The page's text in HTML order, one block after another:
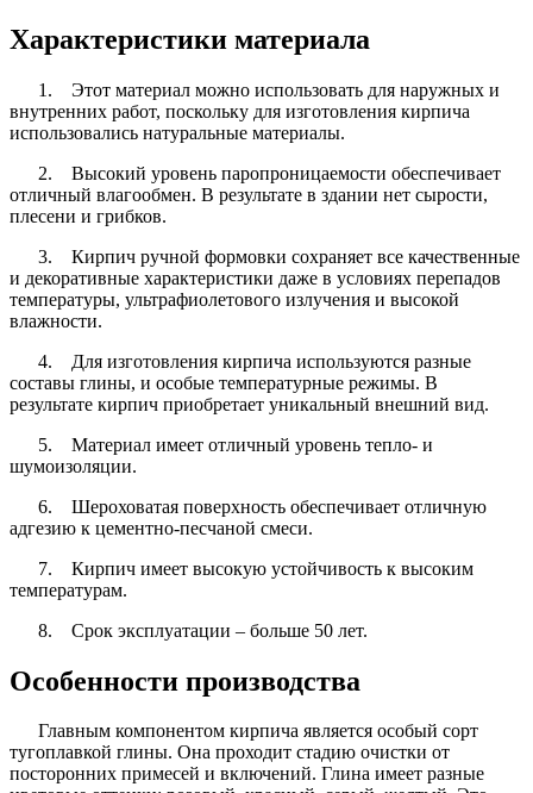
Характеристики материала
1. Этот материал можно использовать для наружных и
внутренних работ, поскольку для изготовления кирпича
использовались натуральные материалы.
2. Высокий уровень паропроницаемости обеспечивает
отличный влагообмен. В результате в здании нет сырости,
плесени и грибков.
3. Кирпич ручной формовки сохраняет все качественные
и декоративные характеристики даже в условиях перепадов
температуры, ультрафиолетового излучения и высокой
влажности.
4. Для изготовления кирпича используются разные
составы глины, и особые температурные режимы. В
результате кирпич приобретает уникальный внешний вид.
5. Материал имеет отличный уровень тепло- и
шумоизоляции.
6. Шероховатая поверхность обеспечивает отличную
адгезию к цементно-песчаной смеси.
7. Кирпич имеет высокую устойчивость к высоким
температурам.
8. Срок эксплуатации – больше 50 лет.
Особенности производства
Главным компонентом кирпича является особый сорт
тугоплавкой глины. Она проходит стадию очистки от
посторонних примесей и включений. Глина имеет разные